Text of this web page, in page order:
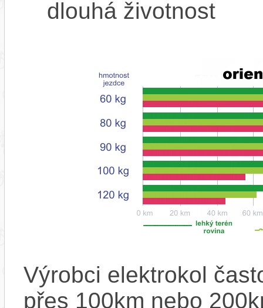
dlouhá životnost
Výrobci elektrokol
přes 100km nebo